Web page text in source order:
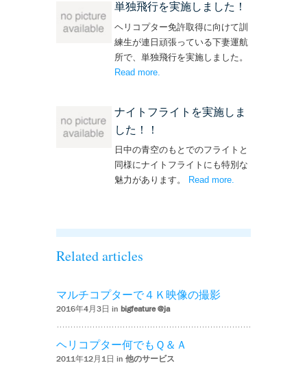
単独飛行を実施しました！
ヘリコプター免許取得に向けて訓
練生が連日頑張っている下妻運航
所で、単独飛行を実施しました。
Read more
ナイトフライトを実施しま
した！！
日中の青空のもとでのフライトと
同様にナイトフライトにも特別な
魅力があります。
Read more– ‘ナイトフライト
.
Related articles
マルチコプターで４Ｋ映像の撮影
2016年4月3日 in bigfeature @ja
ヘリコプター何でもＱ＆Ａ
2011年12月1日 in 他のサービス